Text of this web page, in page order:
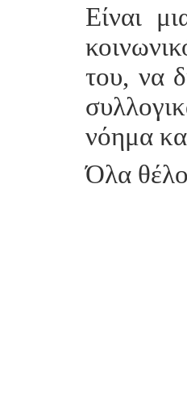
Είναι
του, να
νόημα
Όλα